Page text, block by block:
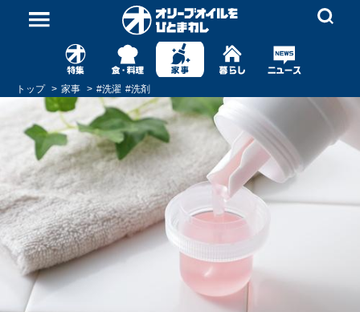
トップ 家事 #洗濯 #洗剤